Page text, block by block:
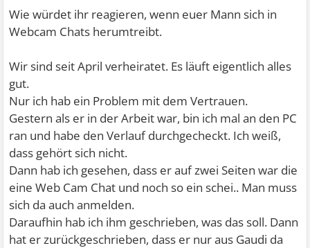
Wie würdet ihr reagieren, wenn euer Mann sich in
Webcam Chats herumtreibt.
Wir sind seit April verheiratet. Es läuft eigentlich alles
gut.
Nur ich hab ein Problem mit dem Vertrauen.
Gestern als er in der Arbeit war, bin ich mal an den PC
ran und habe den Verlauf durchgecheckt. Ich weiß,
dass gehört sich nicht.
Dann hab ich gesehen, dass er auf zwei Seiten war die
eine Web Cam Chat und noch so ein schei.. Man muss
sich da auch anmelden.
Daraufhin hab ich ihm geschrieben, was das soll. Dann
hat er zurückgeschrieben, dass er nur aus Gaudi da